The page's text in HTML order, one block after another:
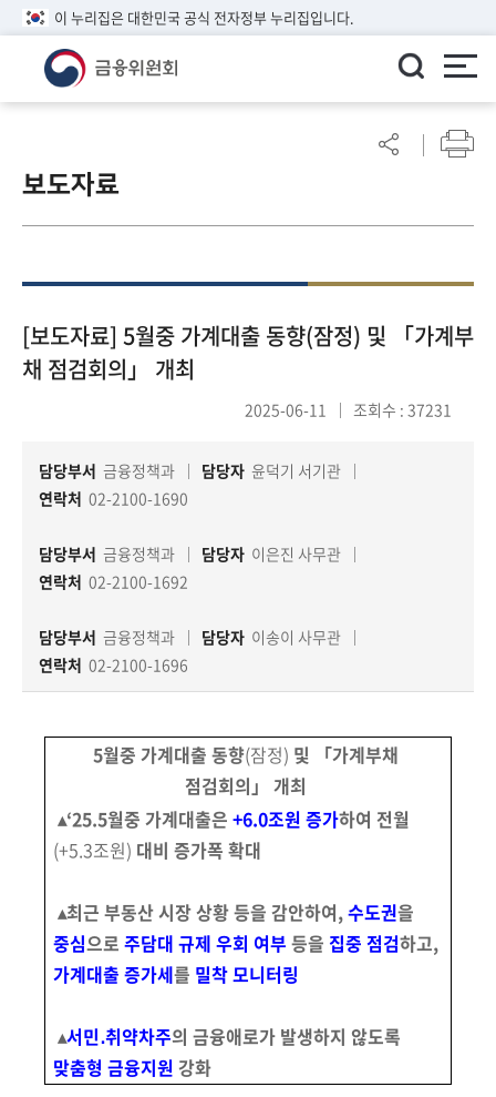
이 누리집은 대한민국 공식 전자정부 누리집입니다.
린
이알
참
여
마
책
공
개
보도자료
[보도자료] 5월중 가계대출 동향(잠정) 및 「가계부
채 점검회의」 개최
2025-06-11 조회수 : 37231
담당부서 금융정책과 담당자 윤덕기 서기관
연락처 02-2100-1690
담당부서 금융정책과 담당자 이은진 사무관
연락처 02-2100-1692
담당부서 금융정책과 담당자 이송이 사무관
연락처 02-2100-1696
5월중 가계대출 동향(잠정) 및 「가계부채
점검회의」 개최
▴‘25.5월중 가계대출은 +6.0조원 증가하여 전월
(+5.3조원) 대비 증가폭 확대
▴최근 부동산 시장 상황 등을 감안하여,수도권을
중심으로 주담대 규제 우회 여부 등을 집중 점검하고,
가계대출 증가세를 밀착 모니터링
▴서민․취약차주의 금융애로가 발생하지 않도록
맞춤형 금융지원 강화